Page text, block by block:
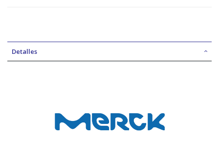
Detalles